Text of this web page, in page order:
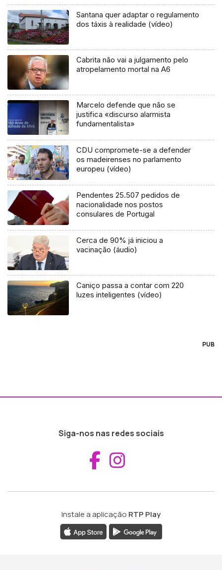
Santana quer adaptar o regulamento
dos táxis à realidade (vídeo)
Cabrita não vai a julgamento pelo
atropelamento mortal na A6
Marcelo defende que não se
justifica «discurso alarmista
fundamentalista»
CDU compromete-se a defender
os madeirenses no parlamento
europeu (vídeo)
Pendentes 25.507 pedidos de
nacionalidade nos postos
consulares de Portugal
Cerca de 90% já iniciou a
vacinação (áudio)
Caniço passa a contar com 220
luzes inteligentes (vídeo)
PUB
Siga-nos nas redes sociais
Aceder ao
Instale a aplicação RTP Play